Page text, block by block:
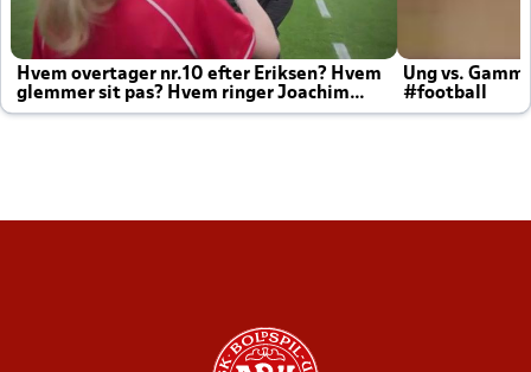
Hvem overtager nr.10 efter Eriksen? Hvem
glemmer sit pas? Hvem ringer Joachim
altid til efter kampe?
Ung vs.
#football